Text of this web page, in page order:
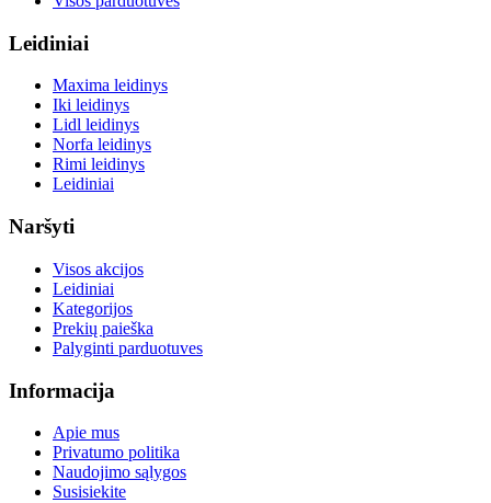
Leidiniai
Maxima leidinys
Iki leidinys
Lidl leidinys
Norfa leidinys
Rimi leidinys
Leidiniai
Naršyti
Visos akcijos
Leidiniai
Kategorijos
Prekių paieška
Palyginti parduotuves
Informacija
Apie mus
Privatumo politika
Naudojimo sąlygos
Susisiekite